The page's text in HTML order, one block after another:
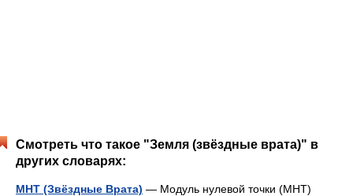
Смотреть что такое "Земля (звёздные врата)" в
других словарях:
МНТ (Звёздные Врата) — Модуль нулевой точки (МНТ)